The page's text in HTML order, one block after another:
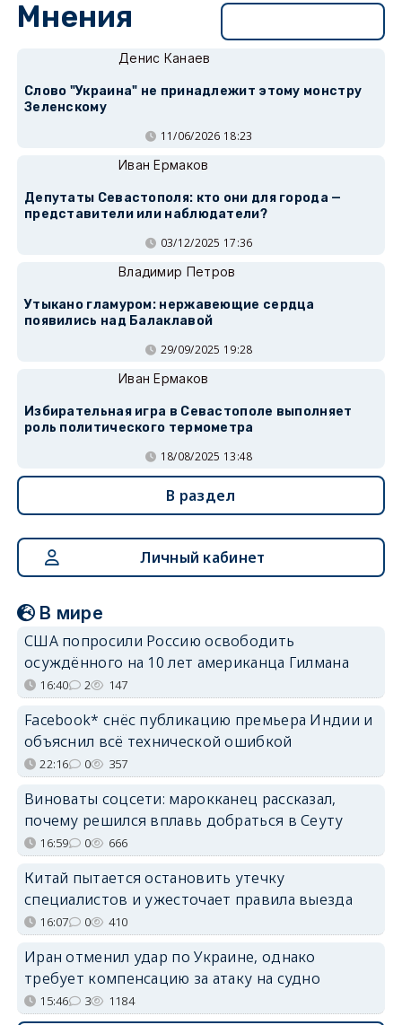
Мнения
Денис Канаев
Слово "Украина" не принадлежит этому монстру
Зеленскому
11/06/2026 18:23
Иван Ермаков
Депутаты Севастополя: кто они для города —
представители или наблюдатели?
03/12/2025 17:36
Владимир Петров
Утыкано гламуром: нержавеющие сердца
появились над Балаклавой
29/09/2025 19:28
Иван Ермаков
Избирательная игра в Севастополе выполняет
роль политического термометра
18/08/2025 13:48
В раздел
Личный кабинет
В мире
США попросили Россию освободить
осуждённого на 10 лет американца Гилмана
16:40 2 147
Facebook* снёс публикацию премьера Индии и
объяснил всё технической ошибкой
22:16 0 357
Виноваты соцсети: марокканец рассказал,
почему решился вплавь добраться в Сеуту
16:59 0 666
Китай пытается остановить утечку
специалистов и ужесточает правила выезда
16:07 0 410
Иран отменил удар по Украине, однако
требует компенсацию за атаку на судно
15:46 3 1184